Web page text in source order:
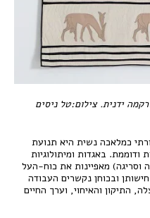
כמלאכה נשית היא תנועת
באגדות ומיתולוגיות
וסריגה) מאפיינות את כוח-העל
ובכוחן נקשרים העבודה
התיקון והאיחוי, וערך החיים